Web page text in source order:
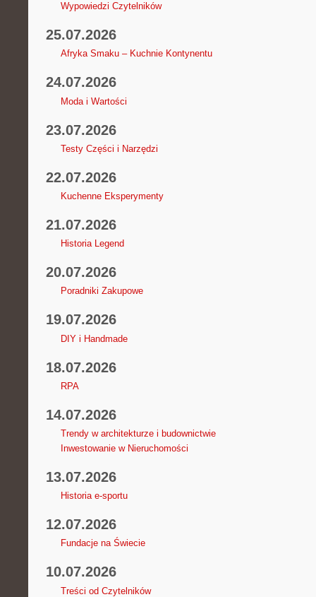
Wypowiedzi Czytelników
25.07.2026
Afryka Smaku – Kuchnie Kontynentu
24.07.2026
Moda i Wartości
23.07.2026
Testy Części i Narzędzi
22.07.2026
Kuchenne Eksperymenty
21.07.2026
Historia Legend
20.07.2026
Poradniki Zakupowe
19.07.2026
DIY i Handmade
18.07.2026
RPA
14.07.2026
Trendy w architekturze i budownictwie
Inwestowanie w Nieruchomości
13.07.2026
Historia e-sportu
12.07.2026
Fundacje na Świecie
10.07.2026
Treści od Czytelników